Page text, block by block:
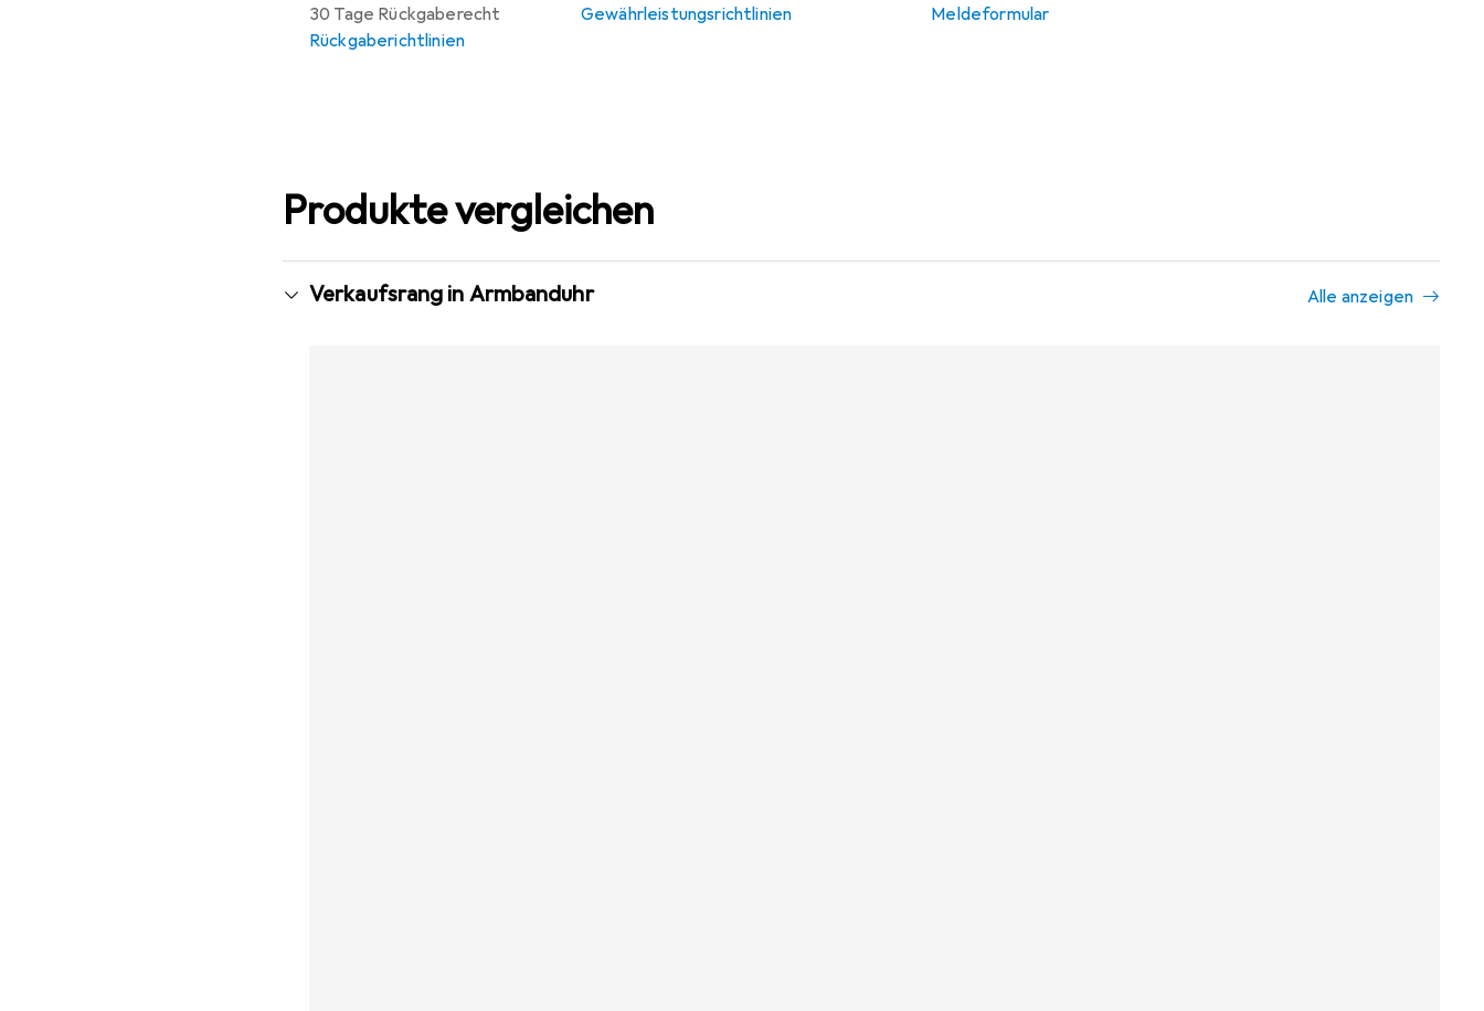
30 Tage Rückgaberecht
Rückgaberichtlinien
Gewährleistungsrichtlinien
Meldeformular
Produkte vergleichen
Verkaufsrang in Armbanduhr Alle anzeigen